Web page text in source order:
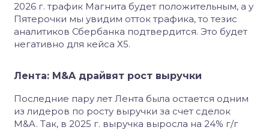
2026 г. трафик Магнита будет положительным, а у
Пятерочки мы увидим отток трафика, то тезис
аналитиков Сбербанка подтвердится. Это будет
негативно для кейса Х5.
Лента: M&A драйвят рост выручки
Последние пару лет Лента была остается одним
из лидеров по росту выручки за счет сделок
M&A. Так, в 2025 г. выручка выросла на 24% г/г